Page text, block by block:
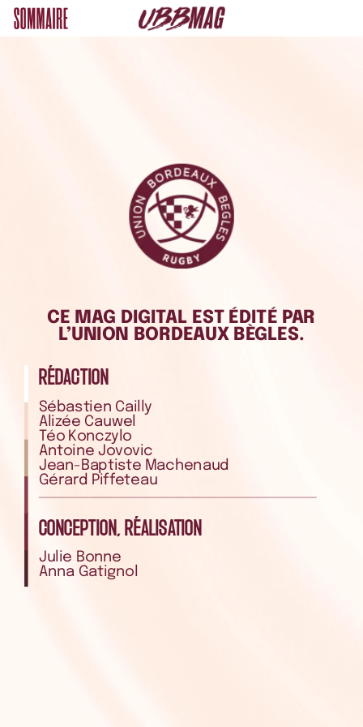
CE MAG DIGITAL EST ÉDITÉ PAR
L’UNION
BORDEAUX BÈGLES.
RÉDACTION
Sébastien Cailly
Alizée Cauwel
Téo Konczylo
Antoine Jovovic
Jean-Baptiste Machenaud
Gérard Piffeteau
CONCEPTION, RÉALISATION
Julie Bonne
Anna Gatignol